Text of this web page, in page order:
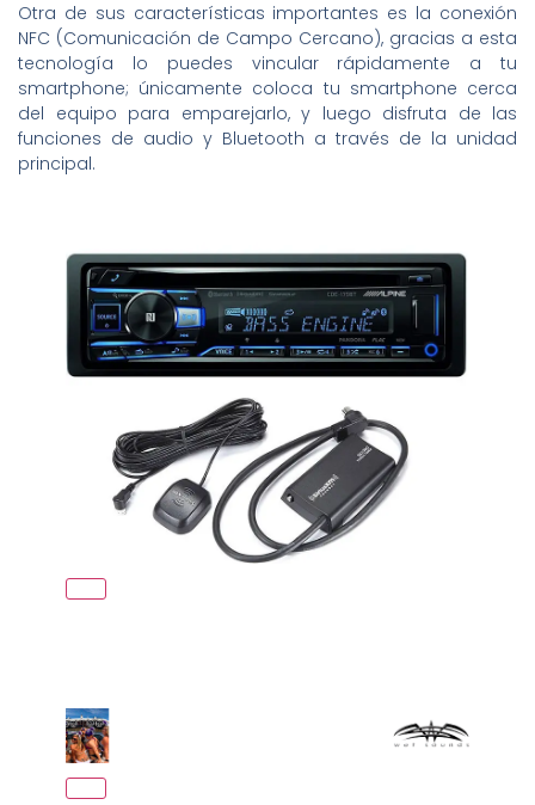
Otra de sus características importantes es la conexión
NFC (Comunicación de Campo Cercano), gracias a esta
tecnología lo puedes vincular rápidamente a tu
smartphone; únicamente coloca tu smartphone cerca
del equipo para emparejarlo, y luego disfruta de las
funciones de audio y Bluetooth a través de la unidad
principal.